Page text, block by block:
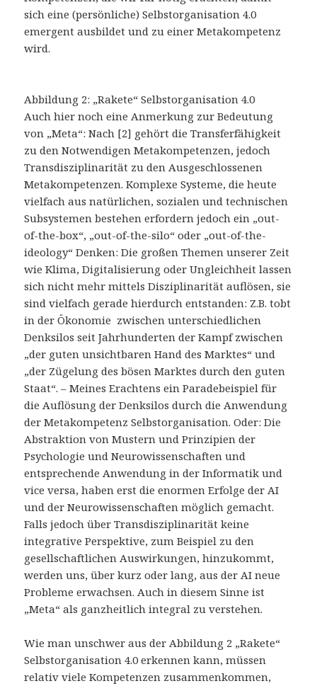
sich eine (persönliche) Selbstorganisation 4.0
emergent ausbildet und zu einer Metakompetenz
wird.
Abbildung 2: „Rakete“ Selbstorganisation 4.0
Auch hier noch eine Anmerkung zur Bedeutung
von „Meta“: Nach [2] gehört die Transferfähigkeit
zu den Notwendigen Metakompetenzen, jedoch
Transdisziplinarität zu den Ausgeschlossenen
Metakompetenzen. Komplexe Systeme, die heute
vielfach aus natürlichen, sozialen und technischen
Subsystemen bestehen erfordern jedoch ein „out-
of-the-box“, „out-of-the-silo“ oder „out-of-the-
ideology“ Denken: Die großen Themen unserer Zeit
wie Klima, Digitalisierung oder Ungleichheit lassen
sich nicht mehr mittels Disziplinarität auflösen, sie
sind vielfach gerade hierdurch entstanden: Z.B. tobt
in der Ökonomie zwischen unterschiedlichen
Denksilos seit Jahrhunderten der Kampf zwischen
„der guten unsichtbaren Hand des Marktes“ und
„der Zügelung des bösen Marktes durch den guten
Staat“. – Meines Erachtens ein Paradebeispiel für
die Auflösung der Denksilos durch die Anwendung
der Metakompetenz Selbstorganisation. Oder: Die
Abstraktion von Mustern und Prinzipien der
Psychologie und Neurowissenschaften und
entsprechende Anwendung in der Informatik und
vice versa, haben erst die enormen Erfolge der AI
und der Neurowissenschaften möglich gemacht.
Falls jedoch über Transdisziplinarität keine
integrative Perspektive, zum Beispiel zu den
gesellschaftlichen Auswirkungen, hinzukommt,
werden uns, über kurz oder lang, aus der AI neue
Probleme erwachsen. Auch in diesem Sinne ist
„Meta“ als ganzheitlich integral zu verstehen.
Wie man unschwer aus der Abbildung 2 „Rakete“
Selbstorganisation 4.0 erkennen kann, müssen
relativ viele Kompetenzen zusammenkommen,